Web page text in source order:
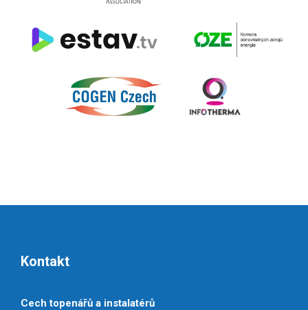
Kontakt
Cech topenářů a instalatérů